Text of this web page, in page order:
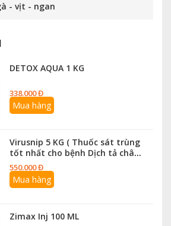
- vịt - ngan
DETOX AQUA 1 KG
338.000 Đ
Mua hàng
Virusnip 5 KG ( Thuốc sát trùng
tốt nhất cho bệnh Dịch tả châu
Phi )
550.000 Đ
Mua hàng
Zimax Inj 100 ML